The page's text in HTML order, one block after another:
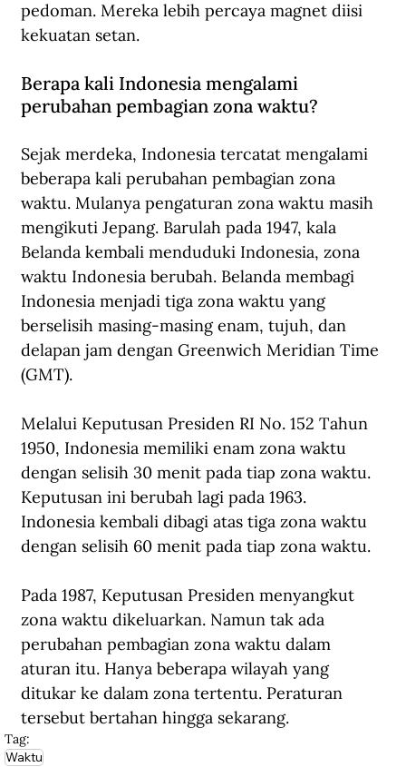
pedoman. Mereka lebih percaya magnet diisi
kekuatan setan.
Berapa kali Indonesia mengalami
perubahan pembagian zona waktu?
Sejak merdeka, Indonesia tercatat mengalami
beberapa kali perubahan pembagian zona
waktu. Mulanya pengaturan zona waktu masih
mengikuti Jepang. Barulah pada 1947, kala
Belanda kembali menduduki Indonesia, zona
waktu Indonesia berubah. Belanda membagi
Indonesia menjadi tiga zona waktu yang
berselisih masing-masing enam, tujuh, dan
delapan jam dengan Greenwich Meridian Time
(GMT).
Melalui Keputusan Presiden RI No. 152 Tahun
1950, Indonesia memiliki enam zona waktu
dengan selisih 30 menit pada tiap zona waktu.
Keputusan ini berubah lagi pada 1963.
Indonesia kembali dibagi atas tiga zona waktu
dengan selisih 60 menit pada tiap zona waktu.
Pada 1987, Keputusan Presiden menyangkut
zona waktu dikeluarkan. Namun tak ada
perubahan pembagian zona waktu dalam
aturan itu. Hanya beberapa wilayah yang
ditukar ke dalam zona tertentu. Peraturan
tersebut bertahan hingga sekarang.
Tag:
Waktu